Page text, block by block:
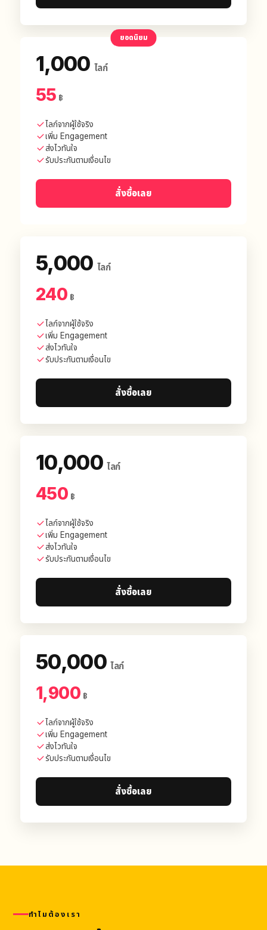
ยอดนิยม
1,000 ไลก์
55 ฿
ไลก์จากผู้ใช้จริง
เพิ่ม Engagement
ส่งไวทันใจ
รับประกันตามเงื่อนไข
สั่งซื้อเลย
5,000 ไลก์
240 ฿
ไลก์จากผู้ใช้จริง
เพิ่ม Engagement
ส่งไวทันใจ
รับประกันตามเงื่อนไข
สั่งซื้อเลย
10,000ไลก์
450 ฿
ไลก์จากผู้ใช้จริง
เพิ่ม Engagement
ส่งไวทันใจ
รับประกันตามเงื่อนไข
สั่งซื้อเลย
50,000ไลก์
1,900 ฿
ไลก์จากผู้ใช้จริง
เพิ่ม Engagement
ส่งไวทันใจ
รับประกันตามเงื่อนไข
สั่งซื้อเลย
ทำไมต้องเรา